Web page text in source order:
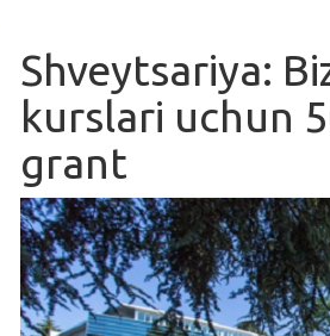
Shveytsariya:
kurslari uchun
grant